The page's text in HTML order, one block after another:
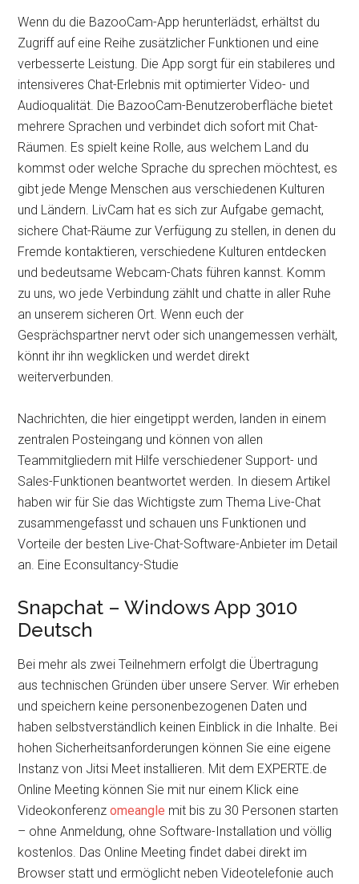
Wenn du die BazooCam-App herunterlädst, erhältst du
Zugriff auf eine Reihe zusätzlicher Funktionen und eine
verbesserte Leistung. Die App sorgt für ein stabileres und
intensiveres Chat-Erlebnis mit optimierter Video- und
Audioqualität. Die BazooCam-Benutzeroberfläche bietet
mehrere Sprachen und verbindet dich sofort mit Chat-
Räumen. Es spielt keine Rolle, aus welchem Land du
kommst oder welche Sprache du sprechen möchtest, es
gibt jede Menge Menschen aus verschiedenen Kulturen
und Ländern. LivCam hat es sich zur Aufgabe gemacht,
sichere Chat-Räume zur Verfügung zu stellen, in denen du
Fremde kontaktieren, verschiedene Kulturen entdecken
und bedeutsame Webcam-Chats führen kannst. Komm
zu uns, wo jede Verbindung zählt und chatte in aller Ruhe
an unserem sicheren Ort. Wenn euch der
Gesprächspartner nervt oder sich unangemessen verhält,
könnt ihr ihn wegklicken und werdet direkt
weiterverbunden.
Nachrichten, die hier eingetippt werden, landen in einem
zentralen Posteingang und können von allen
Teammitgliedern mit Hilfe verschiedener Support- und
Sales-Funktionen beantwortet werden. In diesem Artikel
haben wir für Sie das Wichtigste zum Thema Live-Chat
zusammengefasst und schauen uns Funktionen und
Vorteile der besten Live-Chat-Software-Anbieter im Detail
an. Eine Econsultancy-Studie
Snapchat – Windows App 3010
Deutsch
Bei mehr als zwei Teilnehmern erfolgt die Übertragung
aus technischen Gründen über unsere Server. Wir erheben
und speichern keine personenbezogenen Daten und
haben selbstverständlich keinen Einblick in die Inhalte. Bei
hohen Sicherheitsanforderungen können Sie eine eigene
Instanz von Jitsi Meet installieren. Mit dem EXPERTE.de
Online Meeting können Sie mit nur einem Klick eine
Videokonferenzomeangle mit bis zu 30 Personen starten
– ohne Anmeldung, ohne Software-Installation und völlig
kostenlos. Das Online Meeting findet dabei direkt im
Browser statt und ermöglicht neben Videotelefonie auch